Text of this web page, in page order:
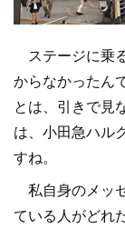
ステージに乗
からなかったん
とは、引きで見
は、小田急ハル
すね。
私自身のメッ
ている人がどれ